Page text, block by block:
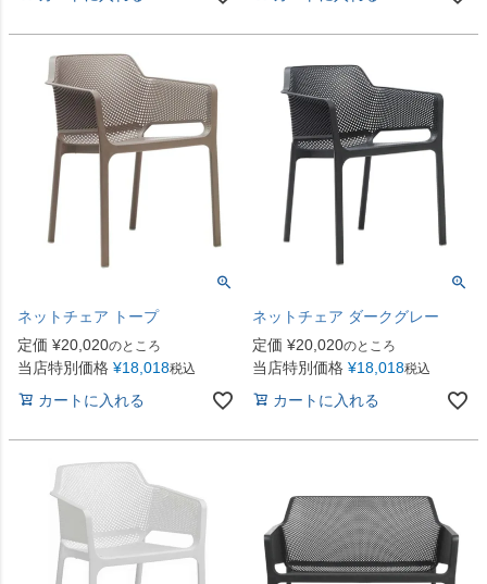
ネットチェア トープ
定価 ¥20,020のところ
当店特別価格 ¥18,018税込
カートに入れる
ネットチェア ダークグレー
定価 ¥20,020のところ
当店特別価格 ¥18,018税込
カートに入れる